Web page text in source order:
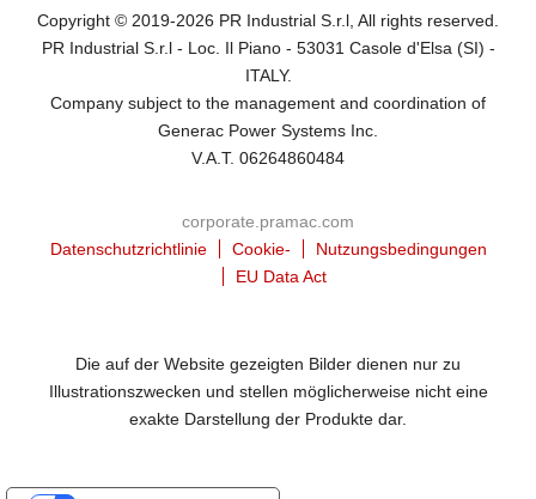
Copyright © 2019-2026 PR Industrial S.r.l, All rights reserved.
PR Industrial S.r.l - Loc. Il Piano - 53031 Casole d'Elsa (SI) -
ITALY.
Company subject to the management and coordination of
Generac Power Systems Inc.
V.A.T. 06264860484
corporate.pramac.com
Datenschutzrichtlinie
Cookie-
Nutzungsbedingungen
EU Data Act
Die auf der Website gezeigten Bilder dienen nur zu
Illustrationszwecken und stellen möglicherweise nicht eine
exakte Darstellung der Produkte dar.